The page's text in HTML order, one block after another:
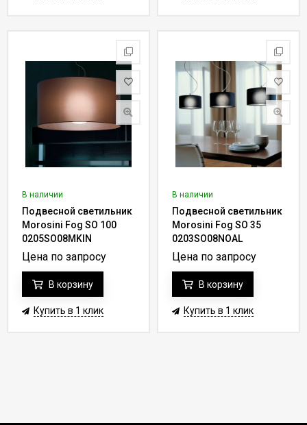
В наличии
Подвесной светильник
Morosini Fog SO 100
0205SO08MKIN
Цена по запросу
В корзину
Купить в 1 клик
В наличии
Подвесной светильник
Morosini Fog SO 35
0203SO08NOAL
Цена по запросу
В корзину
Купить в 1 клик